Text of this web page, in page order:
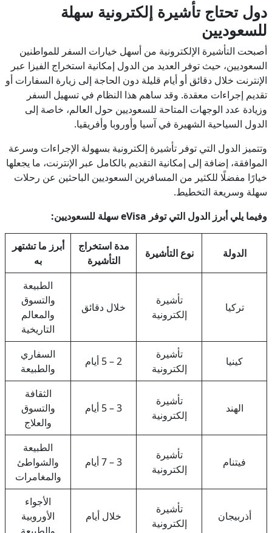
دول تحتاج تأشيرة إلكترونية سهلة
للسعوديين
أصبحت التأشيرة الإلكترونية من أسهل خيارات السفر للمواطنين
السعوديين، حيث توفر العديد من الدول إمكانية استخراج الفيزا عبر
الإنترنت خلال دقائق أو أيام قليلة دون الحاجة إلى زيارة السفارات أو
تقديم إجراءات معقدة. وقد ساهم هذا النظام في تسهيل السفر
وزيادة عدد الوجهات المتاحة للسعوديين حول العالم، خاصة إلى
الدول السياحية الشهيرة في آسيا وأوروبا وأفريقيا.
وتتميز الدول التي توفر تأشيرة إلكترونية بسهولة الإجراءات وسرعة
الموافقة، إضافة إلى إمكانية التقديم بالكامل عبر الإنترنت، ما يجعلها
خيارًا مفضلًا للكثير من المسافرين السعوديين الباحثين عن رحلات
سهلة وسريعة التخطيط.
وفيما يلي أبرز الدول التي توفر eVisa سهلة للسعوديين:
الدولة نوع التأشيرة
مدة استخراج
التأشيرة
أبرز ما تشتهر
به
تركيا
تأشيرة
إلكترونية
خلال دقائق
الطبيعة
والتسوق
والمعالم
التاريخية
كينيا
تأشيرة
إلكترونية
2 – 5 أيام
السفاري
والطبيعة
الهند
تأشيرة
إلكترونية
3 – 5 أيام
الثقافة
والتسوق
والعلاج
فيتنام
تأشيرة
إلكترونية
3 – 7 أيام
الطبيعة
والشواطئ
والمغامرات
أذربيجان
تأشيرة
إلكترونية
خلال أيام
الأجواء
الأوروبية